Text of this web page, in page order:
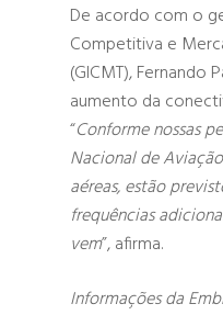
De acordo com o
Competitiva e
(GICMT), Fernando
aumento da
“Conforme nossas
Nacional de
aéreas, estão
frequências
vem”, afirma.
Informações da